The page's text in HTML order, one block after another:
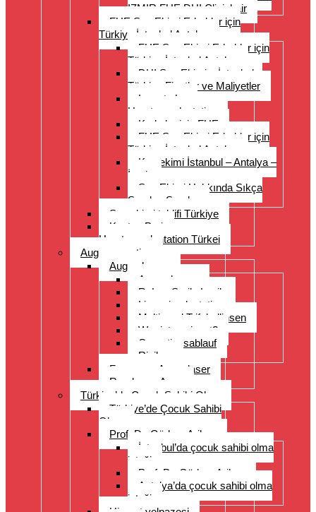
IZMIR FUE DHI Clinichair
FUE Saç Ekimi Erkekler için
Türkiye İstanbul Antalya
FUE Saç Ekimi Erkekler için
Türkiye İstanbul Antalya
DHI Saç Ekimi – İstanbul –
Türkiye Fiyatlar ve Maliyetler
Long to Long
Haartransplantation
Kadınlar için FUE
FUE Saç Ekimi Erkekler için
Türkiye İstanbul Antalya
Kaş ekimi İstanbul – Antalya –
İzmir
Saç Ekimi Hakkında Sıkça
Sorulan Sorular
Saç ekimi teklifi Türkiye
Kosten Preise
Haartransplantation Türkei
Augenoperation
Augen lasern
Augen lasern
ReLex Smile Lasik
Linsenimplantation
Multi- und Trifokallinsen
Wer ist geeignet?
Operationsablauf
Risiken
Fragen zu Augenlaser
Rund ums Auge
Türkiye’de Çocuk Sahibi Olma
Türkiye’de Çocuk Sahibi
Olma
Prof. Dr. Gürkan Arikan
İstanbul’da çocuk sahibi olma
isteği
Prof. Dr. Gürkan Arikan
Antalya’da çocuk sahibi olma
isteği